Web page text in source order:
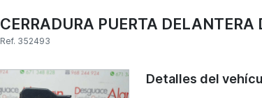
CERRADURA PUERTA
Ref. 352493
Detalles del